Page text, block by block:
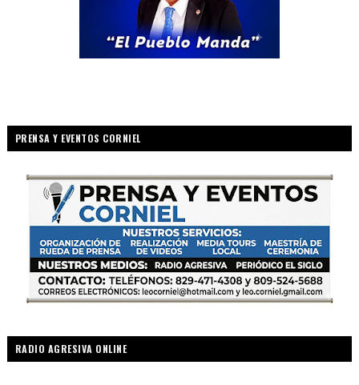
PRENSA Y EVENTOS CORNIEL
RADIO AGRESIVA ONLINE